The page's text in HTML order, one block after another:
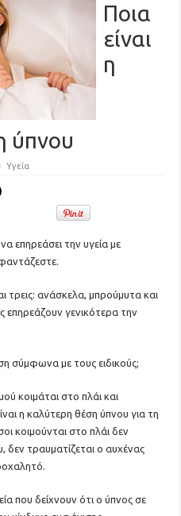
Ποια
είναι
η
ύπνου
Υγεία
επηρεάσει την υγεία με
τρεις: ανάσκελα, μπρούμυτα και
επηρεάζουν γενικότερα την
σύμφωνα με τους ειδικούς;
κοιμάται στο πλάι και
η καλύτερη θέση ύπνου για τη
κοιμούνται στο πλάι δεν
τραυματίζεται ο αυχένας
που δείχνουν ότι ο ύπνος σε